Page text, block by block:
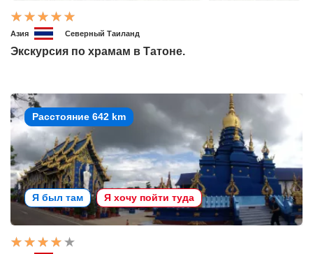
Азия Северный Таиланд
Экскурсия по храмам в Татоне.
Расстояние 642 km
Я был там Я хочу пойти туда